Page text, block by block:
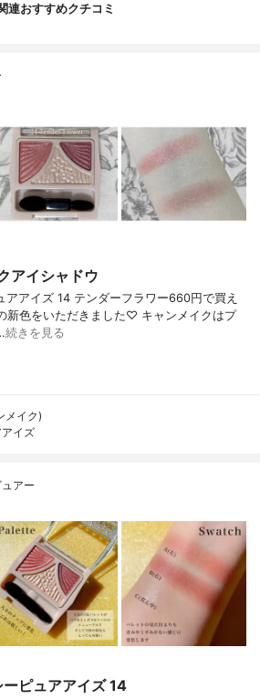
連おすすめクチコミ
アイシャドウ
アアイズ 14 テンダーフラワー660円で買え
新色をいただきました♡ キャンメイクはプ
続きを見る
メイク)
イズ
アー
ピュアアイズ 14